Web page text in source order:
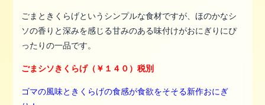
ごまときくらげというシンプルな食材ですが、ほのかなシ
ソの香りと深みを感じる甘みのある味付けがおにぎりにぴ
ったりの一品です。
ごまシソきくらげ（￥１４０）税別
ゴマの風味ときくらげの食感が食欲をそそる新作おにぎ